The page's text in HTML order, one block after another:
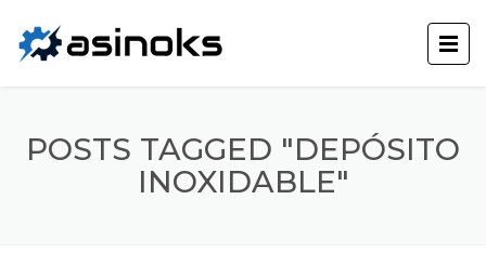
POSTS TAGGED "DEPÓSITO
INOXIDABLE"